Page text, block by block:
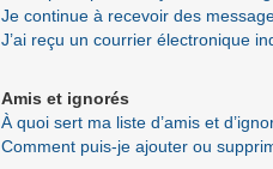
Je continue à recevoir des
J’ai reçu un courrier électronique
Amis et ignorés
À quoi sert ma liste d’amis et
Comment puis-je ajouter ou